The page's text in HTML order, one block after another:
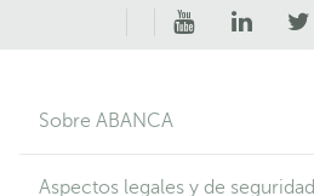
Sobre ABANCA
Aspectos legales y de seguridad